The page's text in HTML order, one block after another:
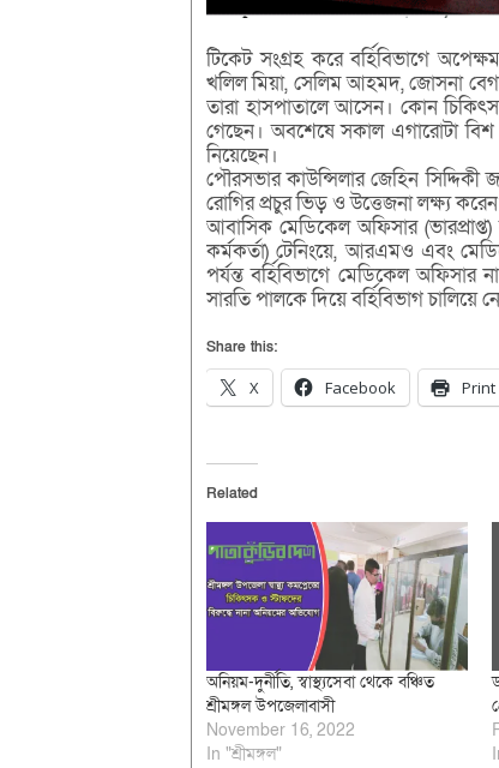
টিকেট সংগ্রহ করে বর্হিবিভাগে
খলিল মিয়া, সেলিম আহমদ, জোসনা
তারা হাসপাতালে আসেন। কোন
গেছেন। অবশেষে সকাল এগারোটা বিশ
নিয়েছেন।
পৌরসভার কাউন্সিলার জেহিন
রোগির প্রচুর ভিড় ও উত্তেজনা লক্ষ্য
আবাসিক মেডিকেল অফিসার
কর্মকর্তা) টেনিংয়ে, আরএমও এবং
পর্যন্ত বর্হিবিভাগে মেডিকেল অফিসার
সারতি পালকে দিয়ে বর্হিবিভাগ চালিয়ে
Share this:
X Facebook Print
Related
অনিয়ম-দুর্নীতি, স্বাস্থ্যসেবা থেকে বঞ্চিত
শ্রীমঙ্গল উপজেলাবাসী
November 16, 2022
In "শ্রীমঙ্গল"